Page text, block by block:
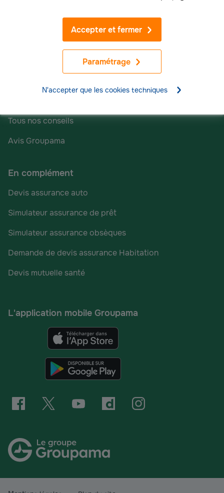
Paramétrage
Accepter et fermer
N'accepter que les cookies techniques
Tous nos conseils
Avis Groupama
En complément
Devis assurance auto
Simulateur assurance de prêt
Simulateur assurance obsèques
Demande de devis assurance Habitation
Devis mutuelle santé
L'application mobile Groupama